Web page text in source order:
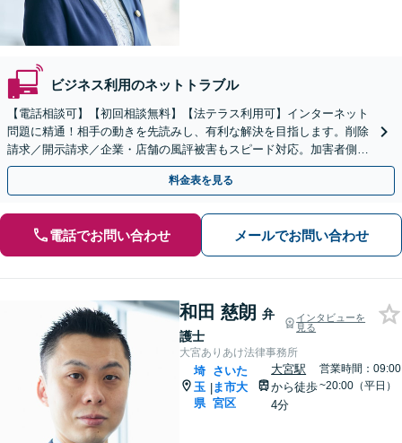
ビジネス利用のネットトラブル
【電話相談可】【初回相談無料】【法テラス利用可】インターネット
問題に精通！相手の動きを先読みし、有利な解決を目指します。削除
請求／開示請求／企業・店舗の風評被害もスピード対応。加害者側の
ご相談もお任せください【完全個室】【大宮駅3分】
料金表を見る
電話でお問い合わせ メールでお問い合わせ
和田 慈朗 弁
護士
インタビューを
見る
大宮ありあけ法律事務所
埼
玉
県
|
さいた
ま市大
宮区
大宮駅
から徒歩
4分
営業時間：09:00
~20:00（平日）